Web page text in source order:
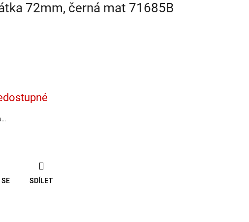
72mm, černá mat 71685B
SDÍLET